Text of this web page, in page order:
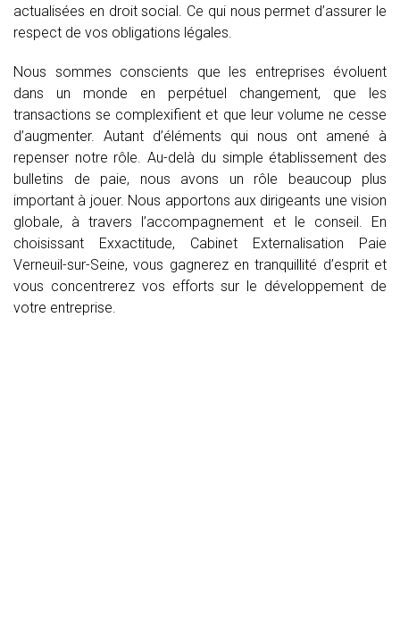
actualisées en droit social. Ce qui nous permet d’assurer le
respect de vos obligations légales.
Nous sommes conscients que les entreprises évoluent
dans un monde en perpétuel changement, que les
transactions se complexifient et que leur volume ne cesse
d’augmenter. Autant d’éléments qui nous ont amené à
repenser notre rôle. Au-delà du simple établissement des
bulletins de paie, nous avons un rôle beaucoup plus
important à jouer. Nous apportons aux dirigeants une vision
globale, à travers l’accompagnement et le conseil. En
choisissant Exxactitude, Cabinet Externalisation Paie
Verneuil-sur-Seine, vous gagnerez en tranquillité d’esprit et
vous concentrerez vos efforts sur le développement de
votre entreprise.